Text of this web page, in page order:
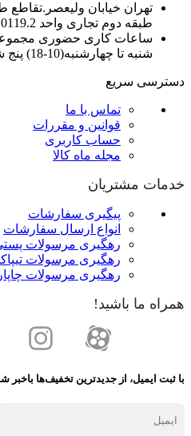
تهران خیابان ولیعصر.تقاطع
طبقه دوم تجاری واحد 10119.2
ساعات کاری حضوری
شنبه تا چهارشنبه(10-18) پنج شنبه(10-14)
دسترسی سریع
تماس با ما
قوانین و مقررات
حساب کاربری
مجله ماه کالا
خدمات مشتریان
پیگیری سفارشات
انواع ارسال سفارشات
رهگیری مرسولات
رهگیری مرسولات
رهگیری مرسولات چاپار
همراه ما باشید!
با ثبت ایمیل، از جدید‌ترین تخفیف‌ها با‌خبر